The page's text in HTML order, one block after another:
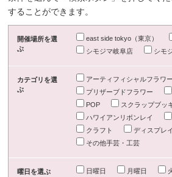
することができます。
開催場所を選
ぶ
east side tokyo（東京）
シモジマ岐阜店
シモ
カテゴリを選
ぶ
アーティフィシャルフラワー
プリザーブドフラワー
POP
スクラップブッ
ハワイアンリボンレイ
クラフト
ディスプレイ
その他手芸・工芸
曜日を選ぶ 日曜日 月曜日